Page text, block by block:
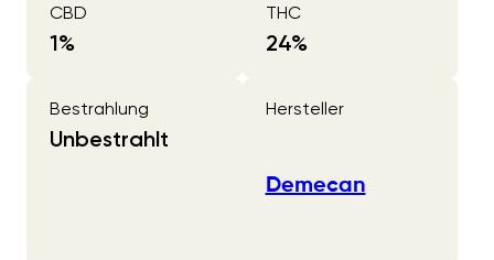
CBD
1%
THC
24%
Bestrahlung
Unbestrahlt
Hersteller
Demecan